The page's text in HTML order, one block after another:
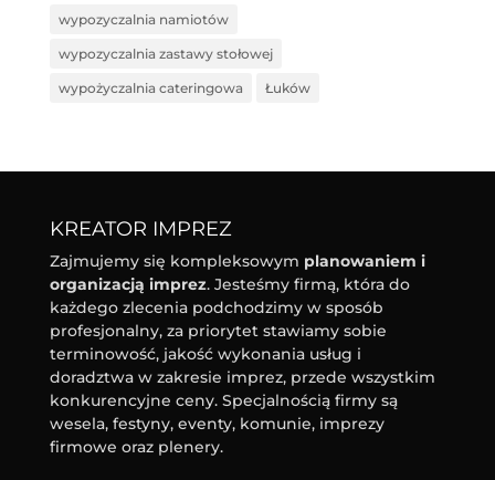
wypozyczalnia namiotów
wypozyczalnia zastawy stołowej
wypożyczalnia cateringowa Łuków
KREATOR IMPREZ
Zajmujemy się kompleksowym planowaniem i
organizacją imprez. Jesteśmy firmą, która do
każdego zlecenia podchodzimy w sposób
profesjonalny, za priorytet stawiamy sobie
terminowość, jakość wykonania usług i
doradztwa w zakresie imprez, przede wszystkim
konkurencyjne ceny. Specjalnością firmy są
wesela, festyny, eventy, komunie, imprezy
firmowe oraz plenery.